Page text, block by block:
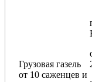
Грузовая газель
от 10 саженцев и